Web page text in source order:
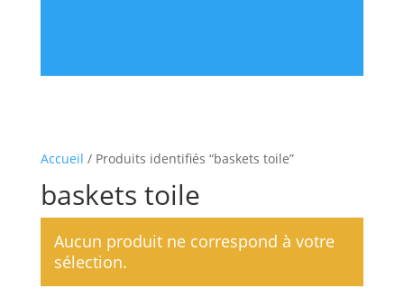
Accueil / Produits identifiés “baskets toile”
baskets toile
Aucun produit ne correspond à votre
sélection.